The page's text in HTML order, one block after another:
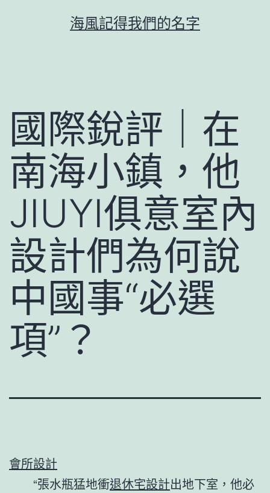
海風記得我們的名字
國際銳評｜在
南海小鎮，他
JIUYI俱意室內
設計們為何說
中國事“必選
項”？
會所設計
“張水瓶猛地衝退休宅設計出地下室，他必